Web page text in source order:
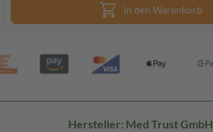
In den Warenkorb
Hersteller: Med Trust GmbH